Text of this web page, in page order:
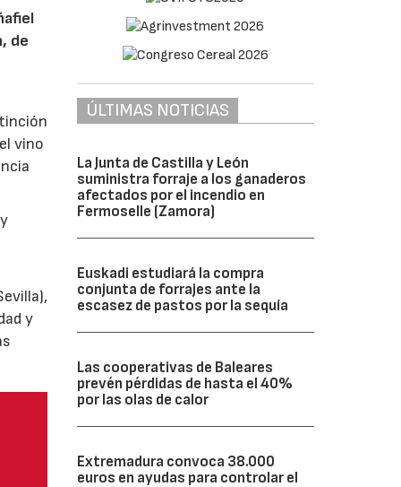
de
vino
y
ÚLTIMAS NOTICIAS
La Junta de Castilla y León
suministra forraje a los ganaderos
afectados por el incendio en
Fermoselle (Zamora)
Euskadi estudiará la compra
conjunta de forrajes ante la
escasez de pastos por la sequía
Las cooperativas de Baleares
prevén pérdidas de hasta el 40%
por las olas de calor
Extremadura convoca 38.000
euros en ayudas para controlar el